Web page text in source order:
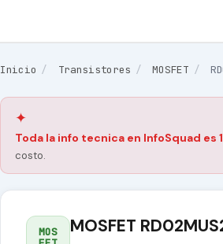
Inicio / Transistores / MOSFET /
✦
Toda la info tecnica en InfoSquad es
costo.
MOS
MOSFET